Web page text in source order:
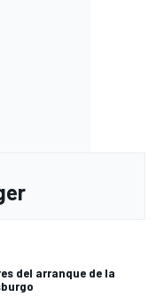
del arranque de la